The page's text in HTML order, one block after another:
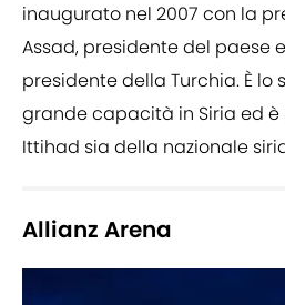
inaugurato nel 2007 con la
Assad, presidente del paese
presidente della Turchia. È lo
grande capacità in Siria ed è
Ittihad sia della nazionale
Allianz Arena